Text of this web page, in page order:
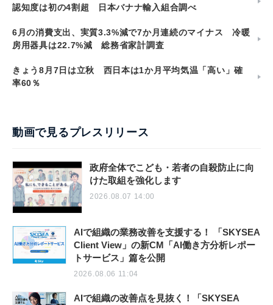
認知度は初の4割超 日本バナナ輸入組合調べ
6月の消費支出、実質3.3%減で7か月連続のマイナス 冷暖
房用器具は22.7%減 総務省家計調査
きょう8月7日は立秋 西日本は1か月平均気温「高い」確
率60％
動画で見るプレスリリース
政府全体でこども・若者の自殺防止に向
けた取組を強化します
2026.08.07 14:00
AIで組織の業務改善を支援する！ 「SKYSEA
Client View」の新CM「AI働き方分析レポー
トサービス」篇を公開
2026.08.06 11:04
AIで組織の改善点を見抜く！「SKYSEA